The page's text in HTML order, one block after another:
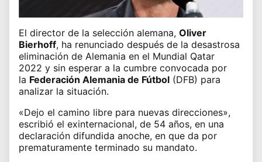
El director de la selección alemana, Oliver
Bierhoff, ha renunciado después de la desastrosa
eliminación de Alemania en el Mundial Qatar
2022 y sin esperar a la cumbre convocada por
la Federación Alemania de Fútbol (DFB) para
analizar la situación.
«Dejo el camino libre para nuevas direcciones»,
escribió el exinternacional, de 54 años, en una
declaración difundida anoche, en que da por
prematuramente terminado su mandato.